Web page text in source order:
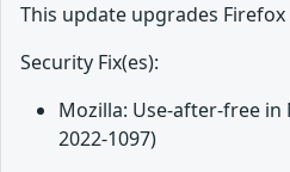
This update upgrades Firefox
Security Fix(es):
Mozilla: Use-after-free in
2022-1097)